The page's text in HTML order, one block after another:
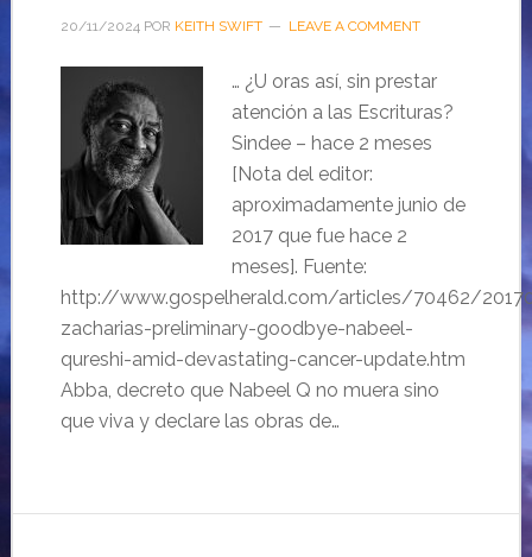
20/11/2024POR KEITH SWIFT LEAVE A COMMENT
… ¿U oras así, sin prestar
atención a las Escrituras?
Sindee – hace 2 meses
[Nota del editor:
aproximadamente junio de
2017 que fue hace 2
meses]. Fuente:
http://www.gospelherald.com/articles/70462/
zacharias-preliminary-goodbye-nabeel-
qureshi-amid-devastating-cancer-update.htm
Abba, decreto que Nabeel Q no muera sino
que viva y declare las obras de…